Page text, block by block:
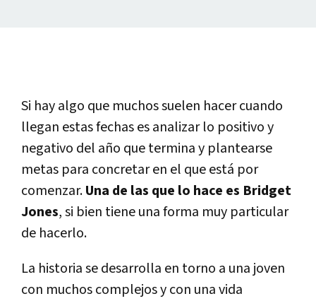
Si hay algo que muchos suelen hacer cuando
llegan estas fechas es analizar lo positivo y
negativo del año que termina y plantearse
metas para concretar en el que está por
comenzar.Una de las que lo hace es Bridget
Jones, si bien tiene una forma muy particular
de hacerlo.
La historia se desarrolla en torno a una joven
con muchos complejos y con una vida